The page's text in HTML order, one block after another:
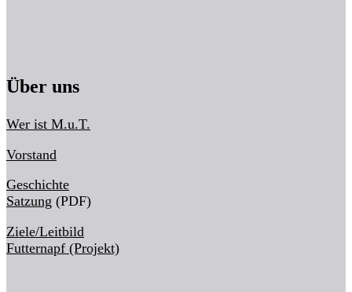
Über uns
Wer ist M.u.T.
Vorstand
Geschichte
Satzung (PDF)
Ziele/Leitbild
Futternapf (Projekt)